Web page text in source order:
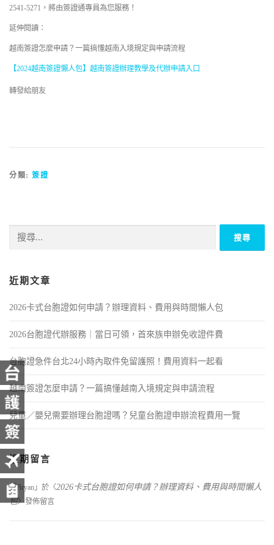
2541-5271，將由簽證通專員為您服務！
延伸閱讀：
越南簽證怎麼申請？一篇搞懂越南入境規定與申請流程
【2024越南簽證懶人包】越南簽證辦理教學及代辦申請入口
轉發給朋友
分類: 簽證
近期文章
2026卡式台胞證如何申請？辦理資料、費用與時間懶人包
2026台胞證代辦服務｜當日可領，首來族申辦免收證件費
台胞證急件台北24小時內取件免留護照！費用資料一起看
越南簽證怎麼申請？一篇搞懂越南入境規定與申請流程
兒童／嬰兒需要辦理台胞證嗎？兒童台胞證申辦流程費用一覽
近期留言
「Bryan 」於〈2026卡式台胞證如何申請？辦理資料、費用與時間懶人
包〉發佈留言